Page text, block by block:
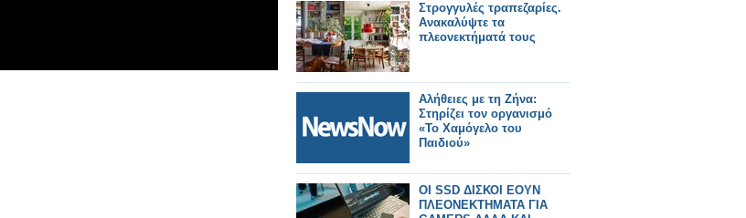
Στρογγυλές τραπεζαρίες.
Ανακαλύψτε τα
πλεονεκτήματά τους
Αλήθειες με τη Ζήνα:
Στηρίζει τον οργανισμό
«Το Χαμόγελο του
Παιδιού»
OI SSD ΔΙΣΚΟΙ ΕΟΥΝ
ΠΛΕΟΝΕΚΤΗΜΑΤΑ ΓΙΑ